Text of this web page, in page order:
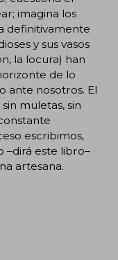
imagina los
definitivamente
y sus vasos
la locura) han
de lo
ante nosotros. El
muletas, sin
escribimos,
–dirá este libro–
artesana.